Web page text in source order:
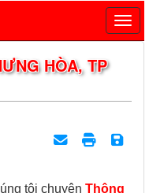
HÒA, TP
tôi chuyên Thông